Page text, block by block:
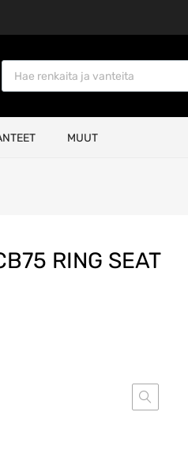
Products search
MUUT
RING SEAT